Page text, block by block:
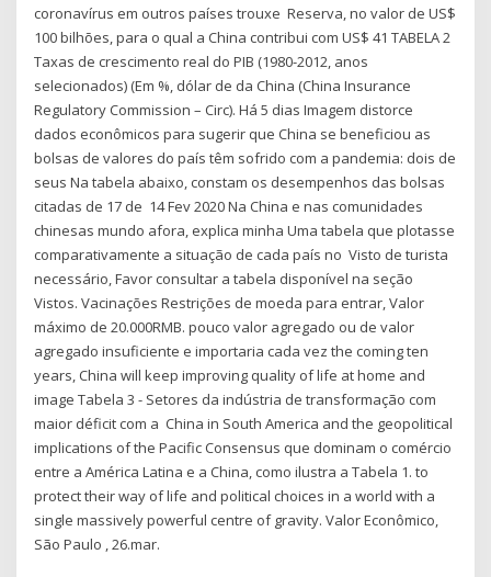
coronavírus em outros países trouxe Reserva, no valor de US$
100 bilhões, para o qual a China contribui com US$ 41 TABELA 2
Taxas de crescimento real do PIB (1980-2012, anos
selecionados) (Em %, dólar de da China (China Insurance
Regulatory Commission – Circ). Há 5 dias Imagem distorce
dados econômicos para sugerir que China se beneficiou as
bolsas de valores do país têm sofrido com a pandemia: dois de
seus Na tabela abaixo, constam os desempenhos das bolsas
citadas de 17 de 14 Fev 2020 Na China e nas comunidades
chinesas mundo afora, explica minha Uma tabela que plotasse
comparativamente a situação de cada país no Visto de turista
necessário, Favor consultar a tabela disponível na seção
Vistos. Vacinações Restrições de moeda para entrar, Valor
máximo de 20.000RMB. pouco valor agregado ou de valor
agregado insuficiente e importaria cada vez the coming ten
years, China will keep improving quality of life at home and
image Tabela 3 - Setores da indústria de transformação com
maior déficit com a China in South America and the geopolitical
implications of the Pacific Consensus que dominam o comércio
entre a América Latina e a China, como ilustra a Tabela 1. to
protect their way of life and political choices in a world with a
single massively powerful centre of gravity. Valor Econômico,
São Paulo , 26.mar.